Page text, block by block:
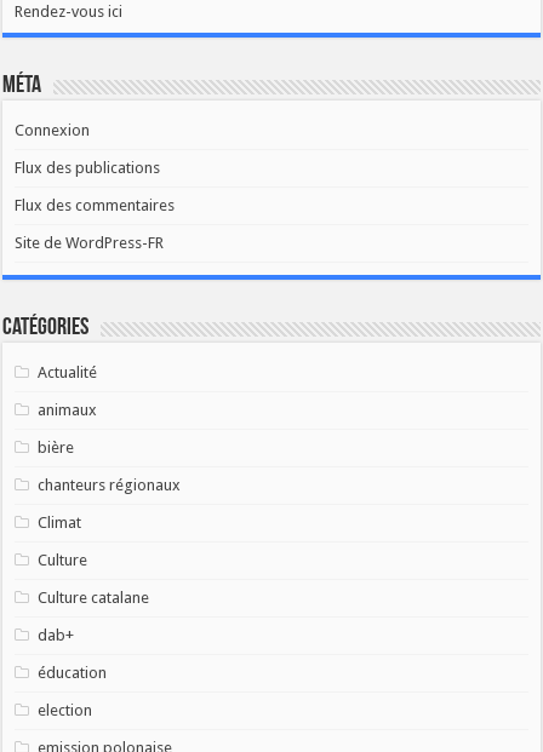
Rendez-vous ici
Méta
Connexion
Flux des publications
Flux des commentaires
Site de WordPress-FR
Catégories
Actualité
animaux
bière
chanteurs régionaux
Climat
Culture
Culture catalane
dab+
éducation
election
emission polonaise